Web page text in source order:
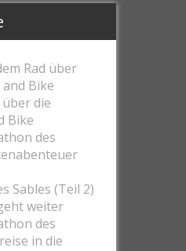
Rad über
Bike
die
Bike
des
Sables (Teil 2)
weiter
des
in die